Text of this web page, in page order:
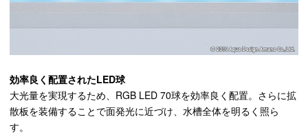
効率良く配置されたLED球
大光量を実現するため、RGB LED 70球を効率良く配置。さらに拡
散板を装備することで面発光に近づけ、水槽全体を明るく照ら
す。